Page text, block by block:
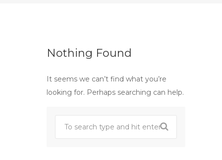
Nothing Found
It seems we can’t find what you’re
looking for. Perhaps searching can help.